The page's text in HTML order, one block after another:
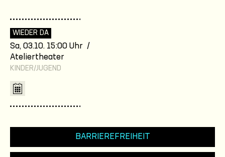
WIEDER DA
Sa, 03.10. 15:00 Uhr /
Ateliertheater
KINDER/JUGEND
BARRIEREFREIHEIT